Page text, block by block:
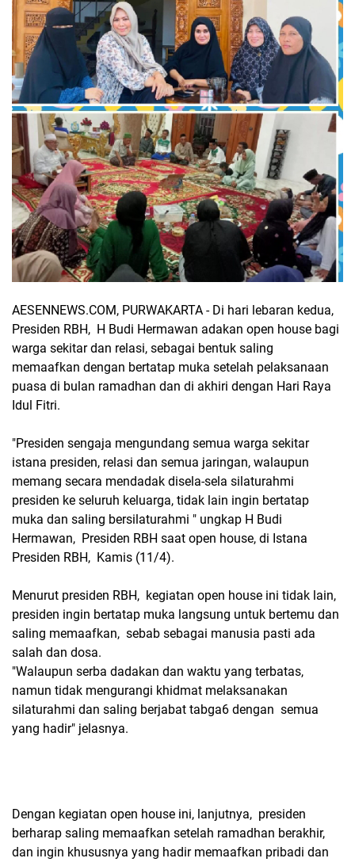
AESENNEWS.COM, PURWAKARTA - Di hari lebaran kedua,
Presiden RBH, H Budi Hermawan adakan open house bagi
warga sekitar dan relasi, sebagai bentuk saling
memaafkan dengan bertatap muka setelah pelaksanaan
puasa di bulan ramadhan dan di akhiri dengan Hari Raya
Idul Fitri.
"Presiden sengaja mengundang semua warga sekitar
istana presiden, relasi dan semua jaringan, walaupun
memang secara mendadak disela-sela silaturahmi
presiden ke seluruh keluarga, tidak lain ingin bertatap
muka dan saling bersilaturahmi " ungkap H Budi
Hermawan, Presiden RBH saat open house, di Istana
Presiden RBH, Kamis (11/4).
Menurut presiden RBH, kegiatan open house ini tidak lain,
presiden ingin bertatap muka langsung untuk bertemu dan
saling memaafkan, sebab sebagai manusia pasti ada
salah dan dosa.
"Walaupun serba dadakan dan waktu yang terbatas,
namun tidak mengurangi khidmat melaksanakan
silaturahmi dan saling berjabat tabga6 dengan semua
yang hadir" jelasnya.
Dengan kegiatan open house ini, lanjutnya, presiden
berharap saling memaafkan setelah ramadhan berakhir,
dan ingin khususnya yang hadir memaafkan pribadi dan